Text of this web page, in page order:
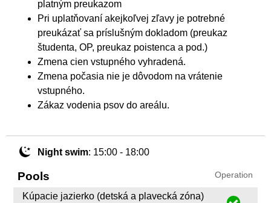
platným preukazom
Pri uplatňovaní akejkoľvej zľavy je potrebné
preukázať sa príslušným dokladom (preukaz
študenta, OP, preukaz poistenca a pod.)
Zmena cien vstupného vyhradená.
Zmena počasia nie je dôvodom na vrátenie
vstupného.
Zákaz vodenia psov do areálu.
Night swim: 15:00 - 18:00
Pools Operation
Kúpacie jazierko (detská a plavecká zóna)